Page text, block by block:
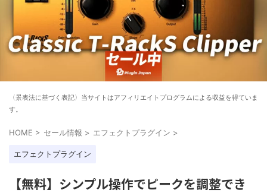
〈景表法に基づく表記〉当サイトはアフィリエイトプログラムによる収益を得ていま
す。
HOME > セール情報 > エフェクトプラグイン >
エフェクトプラグイン
【無料】シンプル操作でピークを調整でき